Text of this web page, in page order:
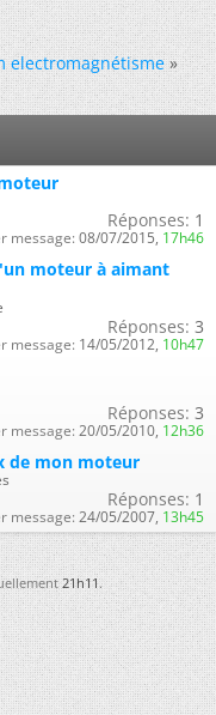
electromagnétisme »
Réponses: 1
message: 08/07/2015, 17h46
moteur à aimant
Réponses: 3
message: 14/05/2012, 10h47
Réponses: 3
message: 20/05/2010, 12h36
de mon moteur
Réponses: 1
message: 24/05/2007, 13h45
21h11.